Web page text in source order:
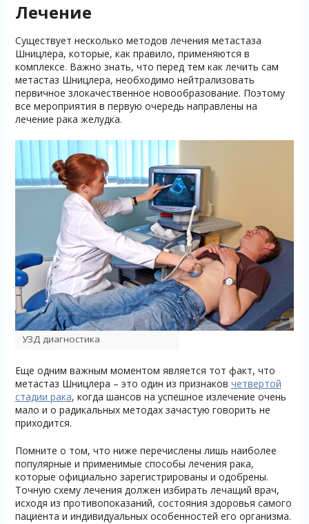
Лечение
Существует несколько методов лечения метастаза
Шницлера, которые, как правило, применяются в
комплексе. Важно знать, что перед тем как лечить сам
метастаз Шницлера, необходимо нейтрализовать
первичное злокачественное новообразование. Поэтому
все мероприятия в первую очередь направлены на
лечение рака желудка.
УЗД диагностика
Еще одним важным моментом является тот факт, что
метастаз Шницлера – это один из признаков четвертой
стадии рака, когда шансов на успешное излечение очень
мало и о радикальных методах зачастую говорить не
приходится.
Помните о том, что ниже перечислены лишь наиболее
популярные и применимые способы лечения рака,
которые официально зарегистрированы и одобрены.
Точную схему лечения должен избирать лечащий врач,
исходя из противопоказаний, состояния здоровья самого
пациента и индивидуальных особенностей его организма.